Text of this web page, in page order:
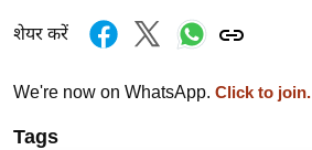
ड
शेयर करें
We're now on WhatsApp. Click to join.
Tags